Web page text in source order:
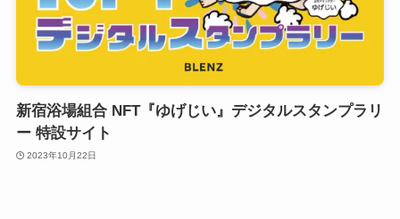
新宿浴場組合 NFT『ゆげじい』デジタルスタンプラリ
ー 特設サイト
2023年10月22日